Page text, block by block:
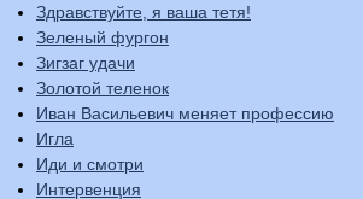
Здравствуйте, я ваша тетя!
Зеленый фургон
Зигзаг удачи
Золотой теленок
Иван Васильевич меняет профессию
Игла
Иди и смотри
Интервенция